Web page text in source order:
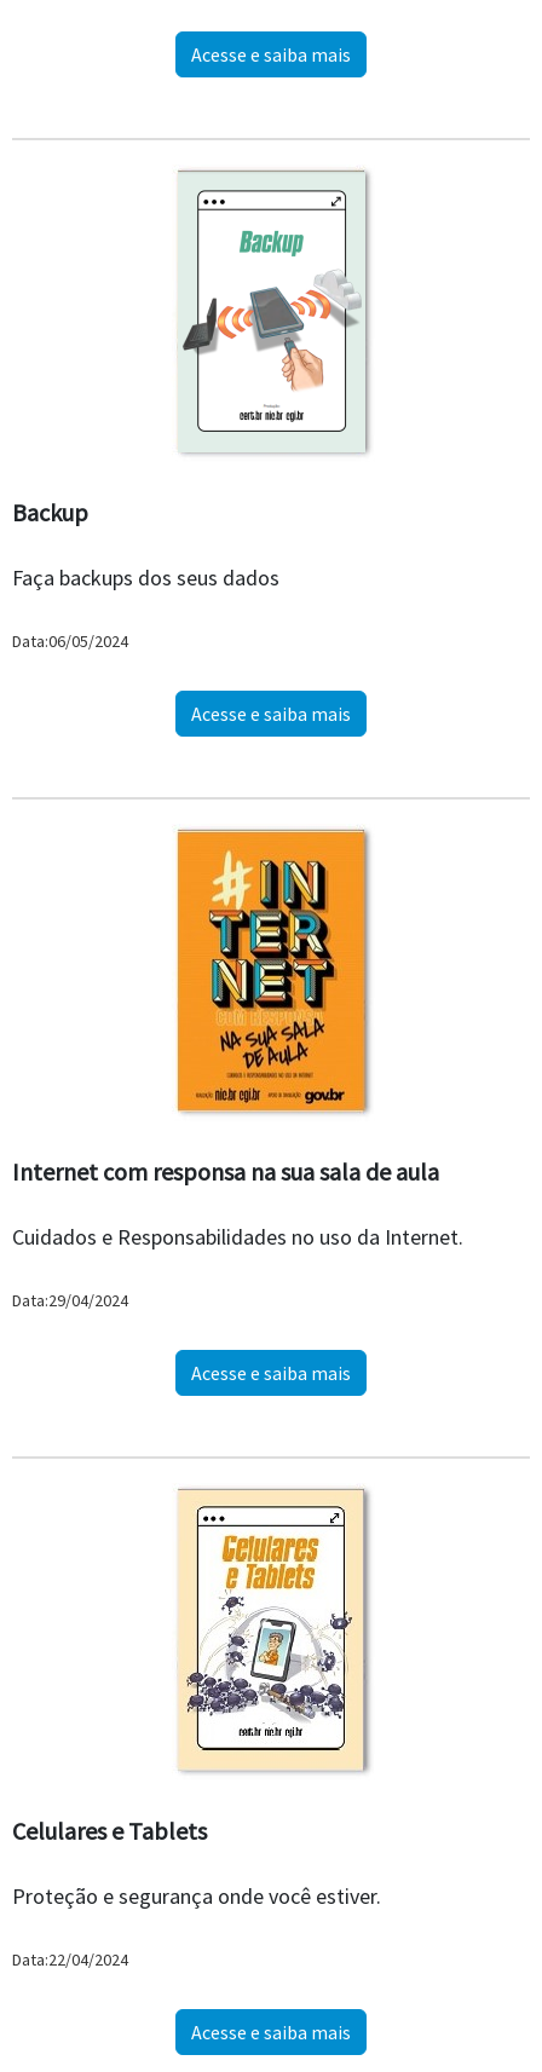
Acesse e saiba mais
Backup
Faça backups dos seus dados
Data:06/05/2024
Acesse e saiba mais
Internet com responsa na sua sala de aula
Cuidados e Responsabilidades no uso da Internet.
Data:29/04/2024
Acesse e saiba mais
Celulares e Tablets
Proteção e segurança onde você estiver.
Data:22/04/2024
Acesse e saiba mais